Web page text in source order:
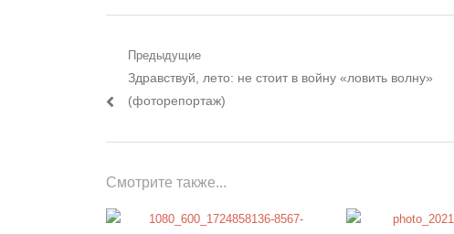
Навигация
по
Предыдущие
Предыдущий
пост:
Здравствуй, лето: не стоит в войну «ловить волну»
(фоторепортаж)
Смотрите также...